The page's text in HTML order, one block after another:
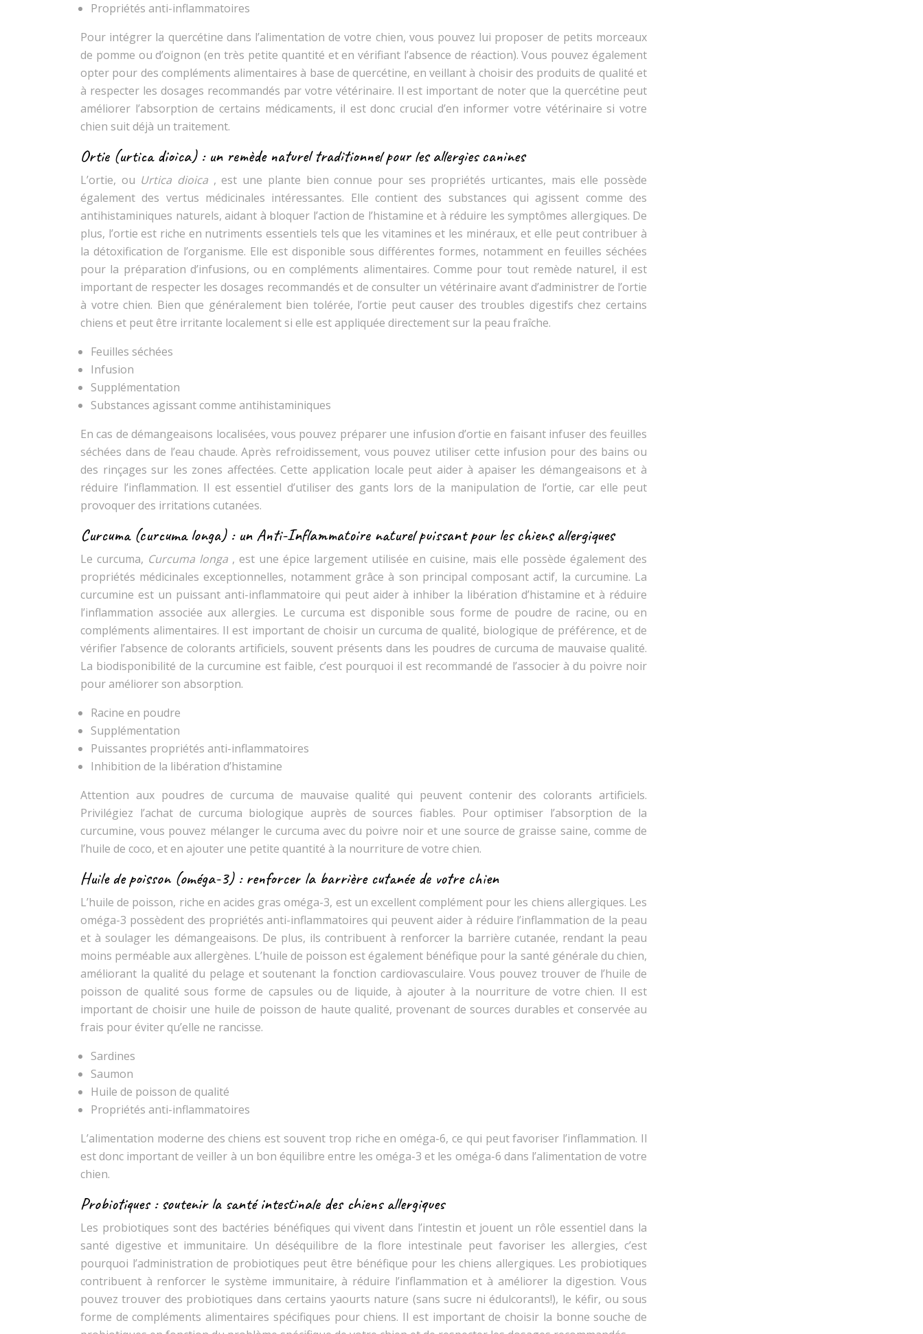
Propriétés anti-inflammatoires
Pour intégrer la quercétine dans l’alimentation de votre chien, vous pouvez lui proposer de petits morceaux
de pomme ou d’oignon (en très petite quantité et en vérifiant l’absence de réaction). Vous pouvez également
opter pour des compléments alimentaires à base de quercétine, en veillant à choisir des produits de qualité et
à respecter les dosages recommandés par votre vétérinaire. Il est important de noter que la quercétine peut
améliorer l’absorption de certains médicaments, il est donc crucial d’en informer votre vétérinaire si votre
chien suit déjà un traitement.
Ortie (urtica dioica) : un remède naturel traditionnel pour les allergies canines
L’ortie, ou Urtica dioica , est une plante bien connue pour ses propriétés urticantes, mais elle possède
également des vertus médicinales intéressantes. Elle contient des substances qui agissent comme des
antihistaminiques naturels, aidant à bloquer l’action de l’histamine et à réduire les symptômes allergiques. De
plus, l’ortie est riche en nutriments essentiels tels que les vitamines et les minéraux, et elle peut contribuer à
la détoxification de l’organisme. Elle est disponible sous différentes formes, notamment en feuilles séchées
pour la préparation d’infusions, ou en compléments alimentaires. Comme pour tout remède naturel, il est
important de respecter les dosages recommandés et de consulter un vétérinaire avant d’administrer de l’ortie
à votre chien. Bien que généralement bien tolérée, l’ortie peut causer des troubles digestifs chez certains
chiens et peut être irritante localement si elle est appliquée directement sur la peau fraîche.
Feuilles séchées
Infusion
Supplémentation
Substances agissant comme antihistaminiques
En cas de démangeaisons localisées, vous pouvez préparer une infusion d’ortie en faisant infuser des feuilles
séchées dans de l’eau chaude. Après refroidissement, vous pouvez utiliser cette infusion pour des bains ou
des rinçages sur les zones affectées. Cette application locale peut aider à apaiser les démangeaisons et à
réduire l’inflammation. Il est essentiel d’utiliser des gants lors de la manipulation de l’ortie, car elle peut
provoquer des irritations cutanées.
Curcuma (curcuma longa) : un Anti-Inflammatoire naturel puissant pour les chiens allergiques
Le curcuma, Curcuma longa , est une épice largement utilisée en cuisine, mais elle possède également des
propriétés médicinales exceptionnelles, notamment grâce à son principal composant actif, la curcumine. La
curcumine est un puissant anti-inflammatoire qui peut aider à inhiber la libération d’histamine et à réduire
l’inflammation associée aux allergies. Le curcuma est disponible sous forme de poudre de racine, ou en
compléments alimentaires. Il est important de choisir un curcuma de qualité, biologique de préférence, et de
vérifier l’absence de colorants artificiels, souvent présents dans les poudres de curcuma de mauvaise qualité.
La biodisponibilité de la curcumine est faible, c’est pourquoi il est recommandé de l’associer à du poivre noir
pour améliorer son absorption.
Racine en poudre
Supplémentation
Puissantes propriétés anti-inflammatoires
Inhibition de la libération d’histamine
Attention aux poudres de curcuma de mauvaise qualité qui peuvent contenir des colorants artificiels.
Privilégiez l’achat de curcuma biologique auprès de sources fiables. Pour optimiser l’absorption de la
curcumine, vous pouvez mélanger le curcuma avec du poivre noir et une source de graisse saine, comme de
l’huile de coco, et en ajouter une petite quantité à la nourriture de votre chien.
Huile de poisson (oméga-3) : renforcer la barrière cutanée de votre chien
L’huile de poisson, riche en acides gras oméga-3, est un excellent complément pour les chiens allergiques. Les
oméga-3 possèdent des propriétés anti-inflammatoires qui peuvent aider à réduire l’inflammation de la peau
et à soulager les démangeaisons. De plus, ils contribuent à renforcer la barrière cutanée, rendant la peau
moins perméable aux allergènes. L’huile de poisson est également bénéfique pour la santé générale du chien,
améliorant la qualité du pelage et soutenant la fonction cardiovasculaire. Vous pouvez trouver de l’huile de
poisson de qualité sous forme de capsules ou de liquide, à ajouter à la nourriture de votre chien. Il est
important de choisir une huile de poisson de haute qualité, provenant de sources durables et conservée au
frais pour éviter qu’elle ne rancisse.
Sardines
Saumon
Huile de poisson de qualité
Propriétés anti-inflammatoires
L’alimentation moderne des chiens est souvent trop riche en oméga-6, ce qui peut favoriser l’inflammation. Il
est donc important de veiller à un bon équilibre entre les oméga-3 et les oméga-6 dans l’alimentation de votre
chien.
Probiotiques : soutenir la santé intestinale des chiens allergiques
Les probiotiques sont des bactéries bénéfiques qui vivent dans l’intestin et jouent un rôle essentiel dans la
santé digestive et immunitaire. Un déséquilibre de la flore intestinale peut favoriser les allergies, c’est
pourquoi l’administration de probiotiques peut être bénéfique pour les chiens allergiques. Les probiotiques
contribuent à renforcer le système immunitaire, à réduire l’inflammation et à améliorer la digestion. Vous
pouvez trouver des probiotiques dans certains yaourts nature (sans sucre ni édulcorants!), le kéfir, ou sous
forme de compléments alimentaires spécifiques pour chiens. Il est important de choisir la bonne souche de